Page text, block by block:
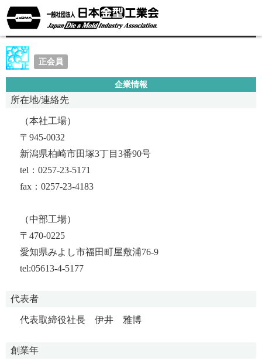
株式会社米谷製作所
正会員
企業情報
所在地/連絡先
（本社工場）
〒945-0032
新潟県柏崎市田塚3丁目3番90号
tel：0257-23-5171
fax：0257-23-4183
（中部工場）
〒470-0225
愛知県みよし市福田町屋敷浦76-9
tel:05613-4-5177
代表者
代表取締役社長 伊井 雅博
創業年